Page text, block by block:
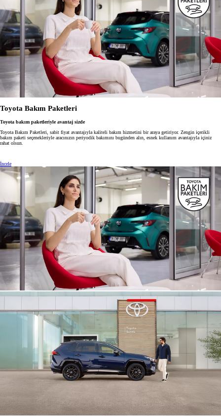
Toyota Bakım Paketleri
Toyota bakım paketleriyle avantaj sizde
Toyota Bakım Paketleri, sabit fiyat avantajıyla kaliteli bakım hizmetini bir araya getiriyor. Zengin içerikli
bakım paketi seçenekleriyle aracınızın periyodik bakımını bugünden alın, esnek kullanım avantajıyla içiniz
rahat olsun.
İncele